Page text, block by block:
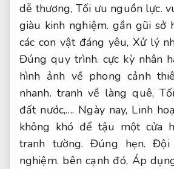
dễ thương, Tối ưu nguồn lực.
giàu kinh nghiệm. gần gũi sở
các con vật đáng yêu, Xử lý
Đúng quy trình. cực kỳ nhân
hình ảnh về phong cảnh
nhanh. tranh về làng quê,
đất nước,…. Ngày nay, Linh
không khó để tậu một cửa
tranh tường.Đúng hẹn. Đội
nghiệm. bên cạnh đó, Áp